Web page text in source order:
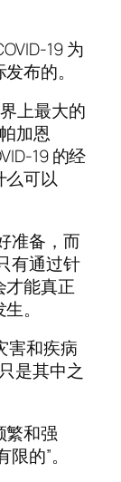
19 为
布的。
上最大的
加恩
19 的经
么可以
准备，而
有通过针
才能真正
。
害和疾病
是其中之
繁和强
的”。